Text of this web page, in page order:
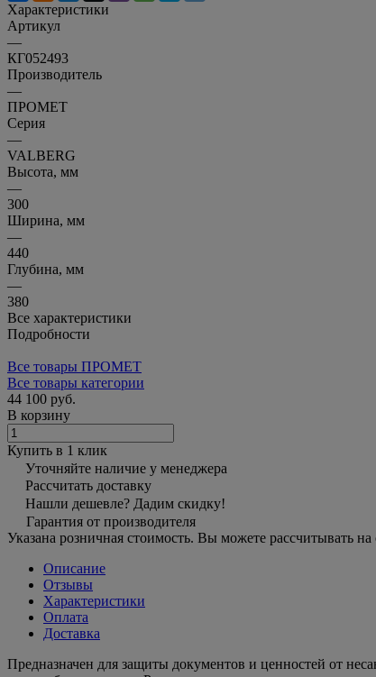
Характеристики
Артикул
—
КГ052493
Производитель
—
ПРОМЕТ
Серия
—
VALBERG
Высота, мм
—
300
Ширина, мм
—
440
Глубина, мм
—
380
Все характеристики
Подробности
Все товары ПРОМЕТ
Все товары категории
44 100 руб.
В корзину
Купить в 1 клик
Уточняйте наличие у менеджера
Рассчитать доставку
Нашли дешевле? Дадим скидку!
Гарантия от производителя
Указана розничная стоимость. Вы можете рассчитывать
Описание
Отзывы
Характеристики
Оплата
Доставка
Предназначен для защиты документов и ценностей от